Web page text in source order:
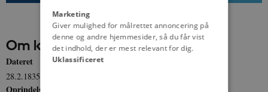
Om kilden
Dateret
28.2.1835
Oprindelse
Marketing
Giver mulighed for målrettet annoncering på
denne og andre hjemmesider, så du får vist
det indhold, der er mest relevant for dig.
Uklassificeret